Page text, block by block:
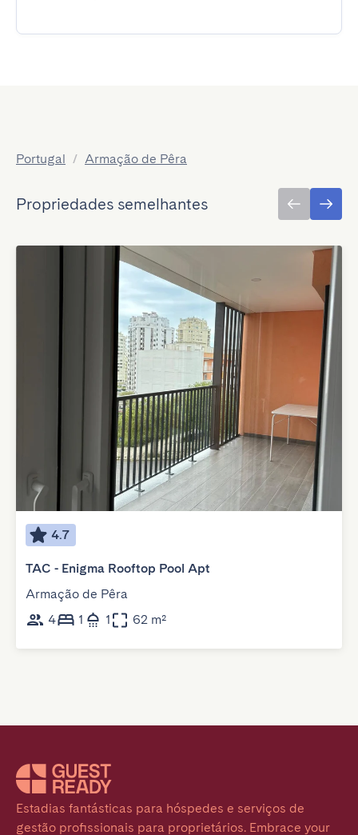
Portugal / Armação de Pêra
Propriedades semelhantes
4.7
TAC - Enigma Rooftop Pool Apt
Armação de Pêra
4
1 1 62 m²
Estadias fantásticas para hóspedes e serviços de
gestão profissionais para proprietários. Embrace your